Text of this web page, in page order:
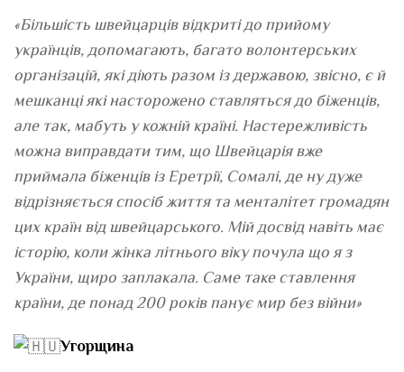
«Більшість швейцарців відкриті до прийому
українців, допомагають, багато волонтерських
організацій, які діють разом із державою, звісно, є й
мешканці які насторожено ставляться до біженців,
але так, мабуть у кожній країні. Настережливість
можна виправдати тим, що Швейцарія вже
приймала біженців із Еретрії, Сомалі, де ну дуже
відрізняється спосіб життя та менталітет громадян
цих країн від швейцарського. Мій досвід навіть має
історію, коли жінка літнього віку почула що я з
України, щиро заплакала. Саме таке ставлення
країни, де понад 200 років панує мир без війни»
Угорщина